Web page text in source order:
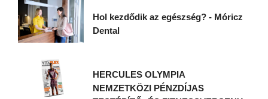
Hol kezdődik az egészség? - Móricz
Dental
HERCULES OLYMPIA
NEMZETKÖZI PÉNZDÍJAS